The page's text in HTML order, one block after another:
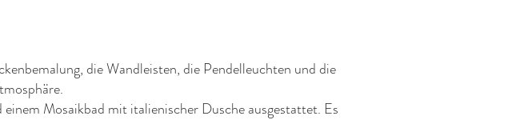
die Wandleisten, die Pendelleuchten und die
Mosaikbad mit italienischer Dusche ausgestattet. Es